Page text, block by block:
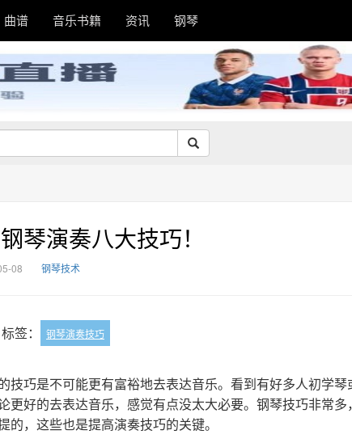
曲谱 音乐书籍 资讯 钢琴
琴演奏八大技巧！
08 钢琴技术
标签： 钢琴演奏技巧
技巧是不可能更有富裕地去表达音乐。看到有好多人初学琴
好的去表达音乐，感觉有点没太大必要。钢琴技巧非常多，
，这些也是提高演奏技巧的关键。